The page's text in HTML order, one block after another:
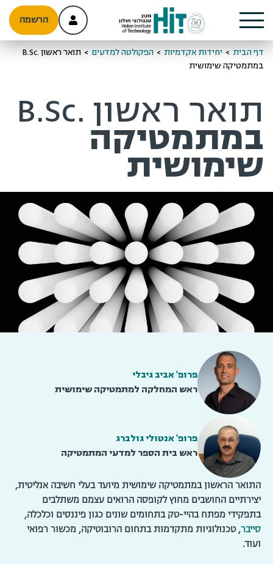
הרשמה
דף הבית > יחידות אקדמיות > הפקולטה למדעים >
תואר ראשון .B.Sc
במתמטיקה שימושית
תואר ראשון .B.Sc
במתמטיקה
שימושית
פרופ' אביב גיבלי
ראש המחלקה למתמטיקה שימושית
פרופ' אנטולי גולברג
ראש בית הספר למדעי המתמטיקה
התואר הראשון במתמטיקה שימושית מיועד בעלי חשיבה אנליטית,
יצירתיים החושבים מחוץ לקופסה הרואים עצמם משתלבים
בתפקידי מפתח בהיי-טק בתחומים שונים כגון פיננסים וכלכלה,
סייבר, טכנולוגיות מתקדמות בתחום הרובוטיקה, מכשור רפואי
ועוד.